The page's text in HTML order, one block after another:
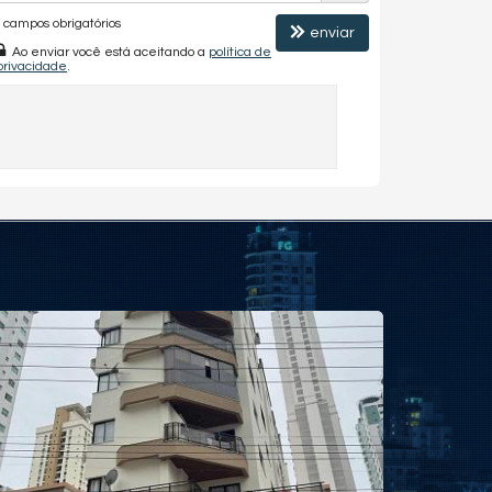
campos obrigatórios
Ao enviar você está aceitando a política de
.
enviar